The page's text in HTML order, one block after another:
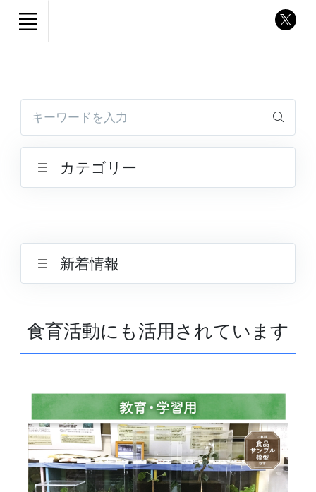
食育活動にも活用されています
キーワードを入力
カテゴリー
新着情報